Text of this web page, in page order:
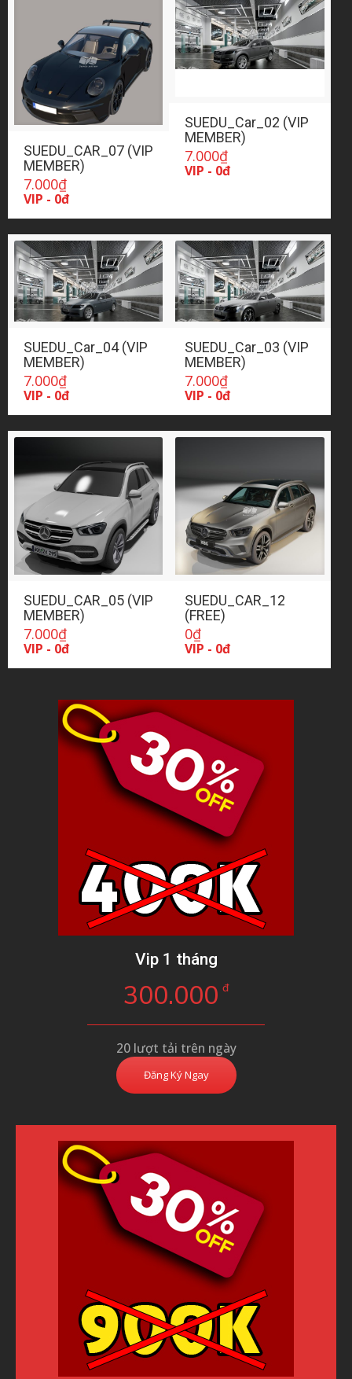
SUEDU_CAR_07 (VIP
MEMBER)
7.000₫
VIP - 0đ
SUEDU_Car_02 (VIP
MEMBER)
7.000₫
VIP - 0đ
SUEDU_Car_04 (VIP
MEMBER)
7.000₫
VIP - 0đ
SUEDU_Car_03 (VIP
MEMBER)
7.000₫
VIP - 0đ
SUEDU_CAR_05 (VIP
MEMBER)
7.000₫
VIP - 0đ
SUEDU_CAR_12
(FREE)
0₫
VIP - 0đ
Vip 1 tháng
300.000 đ
20 lượt tải trên ngày
Đăng Ký Ngay